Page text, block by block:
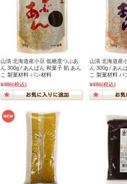
山清 北海道産小豆 低糖度つぶあ
ん 300g / あんぱん 和菓子 餡 あん
こ 製菓材料 パン材料
¥486(税込)
山清 北海道産
ん 300g / あん
こ 製菓材料 パ
¥486(税込)